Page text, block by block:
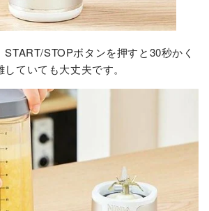
STOPボタンを押すと30秒かく
ていても大丈夫です。